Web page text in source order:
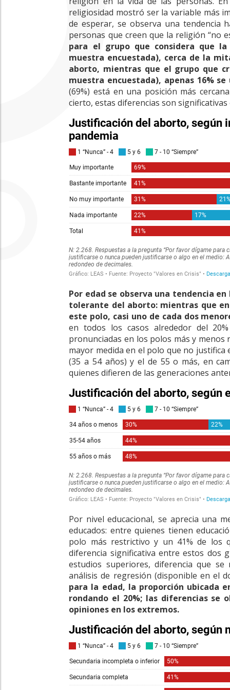
religiosidad mostró ser la variable más
de esperar, se observa una tendencia
personas que creen que la religión “no
para el grupo que considera que
muestra encuestada), cerca de la
aborto, mientras que el grupo que
muestra encuestada), apenas 16%
(69%) está en una posición más
cierto, estas diferencias son
Por edad se observa una tendencia
tolerante del aborto: mientras que
este polo, casi uno de cada dos
en todos los casos alrededor del
pronunciadas en los polos más y
mayor medida en el polo que no
(35 a 54 años) y el de 55 o más, en
quienes difieren de las generaciones
Por nivel educacional, se aprecia una
educados: entre quienes tienen
polo más restrictivo y un 41% de los
diferencia significativa entre estos dos
estudios superiores, diferencia que
análisis de regresión (disponible en el
para la edad, la proporción ubicada
rondando el 20%; las diferencias se
opiniones en los extremos.